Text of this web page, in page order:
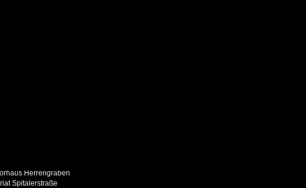
Herrengraben
Spitalerstraße